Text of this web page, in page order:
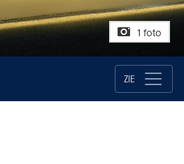
1 foto
ZIE